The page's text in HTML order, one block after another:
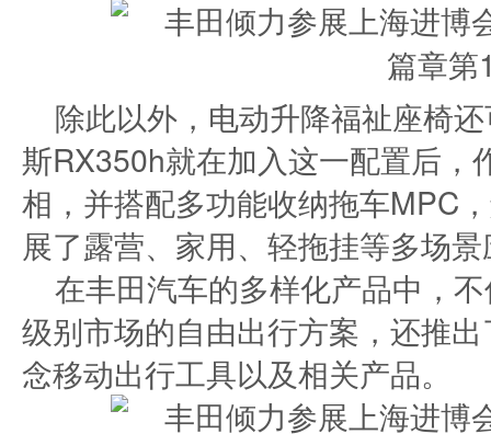
除此以外，电动升降福祉座椅
斯RX350h就在加入这一配置后，
相，并搭配多功能收纳拖车MPC
展了露营、家用、轻拖挂等多场
在丰田汽车的多样化产品中，
级别市场的自由出行方案，还推
念移动出行工具以及相关产品。